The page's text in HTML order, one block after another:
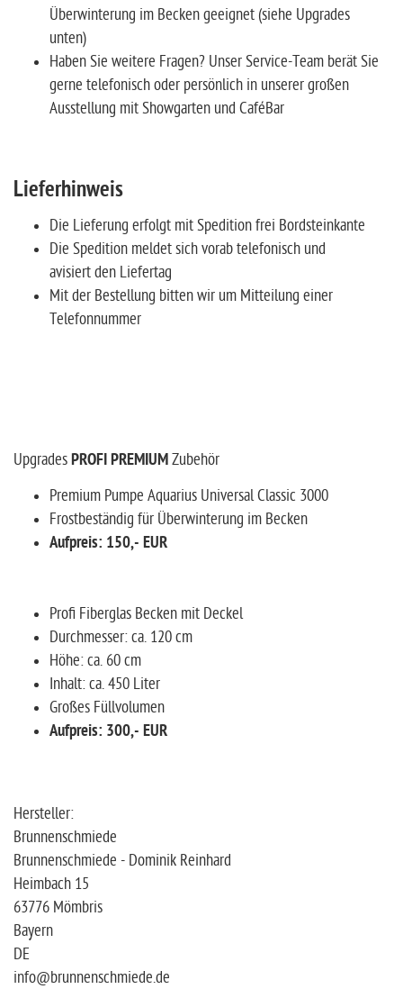
Überwinterung im Becken geeignet (siehe Upgrades
unten)
Haben Sie weitere Fragen? Unser Service-Team berät Sie
gerne telefonisch oder persönlich in unserer großen
Ausstellung mit Showgarten und CaféBar
Lieferhinweis
Die Lieferung erfolgt mit Spedition frei Bordsteinkante
Die Spedition meldet sich vorab telefonisch und
avisiert den Liefertag
Mit der Bestellung bitten wir um Mitteilung einer
Telefonnummer
UpgradesPROFI PREMIUMZubehör
Premium Pumpe Aquarius Universal Classic 3000
Frostbeständig für Überwinterung im Becken
Aufpreis: 150,- EUR
Profi Fiberglas Becken mit Deckel
Durchmesser: ca. 120 cm
Höhe: ca. 60 cm
Inhalt: ca. 450 Liter
Großes Füllvolumen
Aufpreis: 300,- EUR
Hersteller:
Brunnenschmiede
Brunnenschmiede - Dominik Reinhard
Heimbach 15
63776 Mömbris
Bayern
DE
info@brunnenschmiede.de